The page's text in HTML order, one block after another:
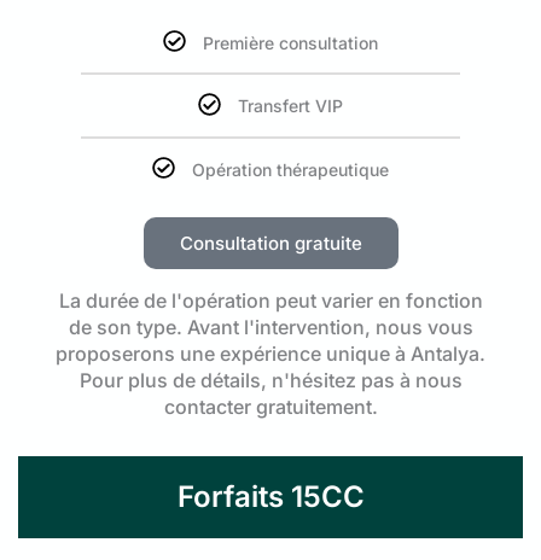
Première consultation
Transfert VIP
Opération thérapeutique
Consultation gratuite
La durée de l'opération peut varier en fonction
de son type. Avant l'intervention, nous vous
proposerons une expérience unique à Antalya.
Pour plus de détails, n'hésitez pas à nous
contacter gratuitement.
Forfaits 15CC